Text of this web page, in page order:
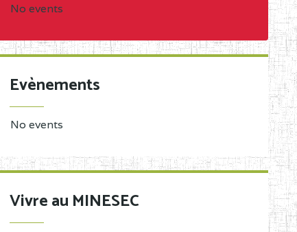
No events
Evènements
No events
Vivre au MINESEC